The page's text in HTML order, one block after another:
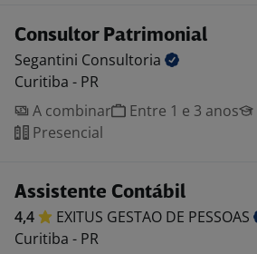
Consultor Patrimonial
Segantini Consultoria
Curitiba - PR
A combinar
Entre 1 e 3 anos
Presencial
Assistente Contábil
4,4 EXITUS GESTAO DE PESSOAS
Curitiba - PR